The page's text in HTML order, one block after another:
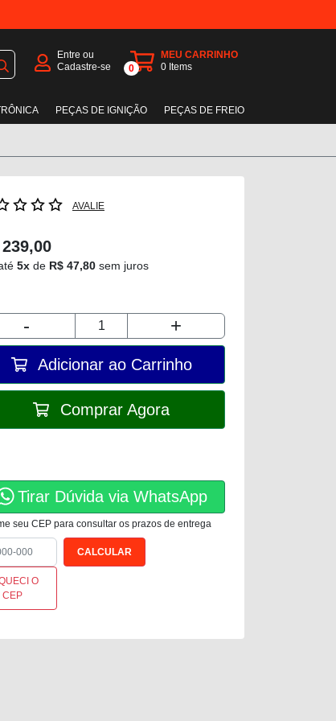
Entre ou
Cadastre-se
0
MEU CARRINHO
0 Items
PEÇAS DE IGNIÇÃO PEÇAS DE FREIO
AVALIE
5x de R$ 47,80 sem juros
- +
Adicionar ao Carrinho
Comprar Agora
Tirar Dúvida via WhatsApp
seu CEP para consultar os prazos de entrega
O
CEP